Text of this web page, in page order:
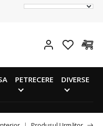
PETRECERE DIVERSE